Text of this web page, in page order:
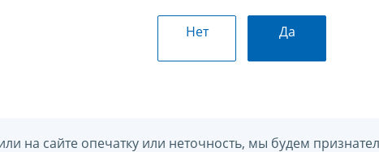
Нет Да
на сайте опечатку или неточность, мы будем